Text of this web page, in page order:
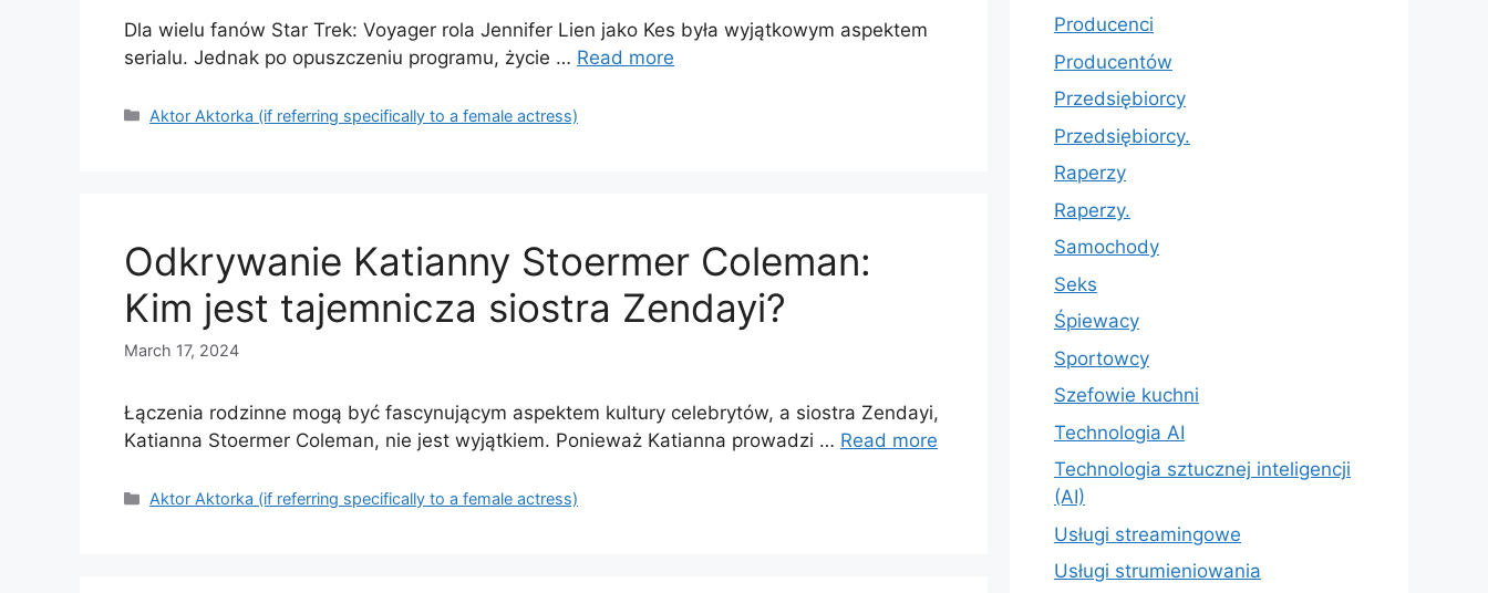
Dla wielu fanów Star Trek: Voyager rola Jennifer Lien jako Kes była wyjątkowym aspektem
serialu. Jednak po opuszczeniu programu, życie … Read more
Categories
Aktor Aktorka (if referring specifically to a female actress)
Odkrywanie Katianny Stoermer Coleman:
Kim jest tajemnicza siostra Zendayi?
March 17, 2024
Łączenia rodzinne mogą być fascynującym aspektem kultury celebrytów, a siostra Zendayi,
Katianna Stoermer Coleman, nie jest wyjątkiem. Ponieważ Katianna prowadzi … Read more
Categories
Aktor Aktorka (if referring specifically to a female actress)
Producenci
Producentów
Przedsiębiorcy
Przedsiębiorcy.
Raperzy
Raperzy.
Samochody
Seks
Śpiewacy
Sportowcy
Szefowie kuchni
Technologia AI
Technologia sztucznej inteligencji
(AI)
Usługi streamingowe
Usługi strumieniowania